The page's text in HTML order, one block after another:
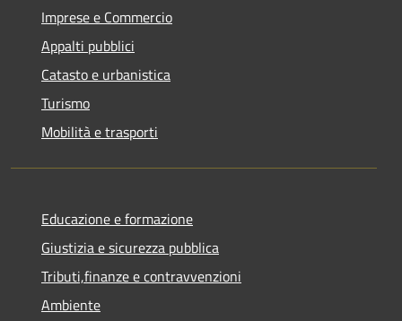
Imprese e Commercio
Appalti pubblici
Catasto e urbanistica
Turismo
Mobilità e trasporti
Educazione e formazione
Giustizia e sicurezza pubblica
Tributi,finanze e contravvenzioni
Ambiente